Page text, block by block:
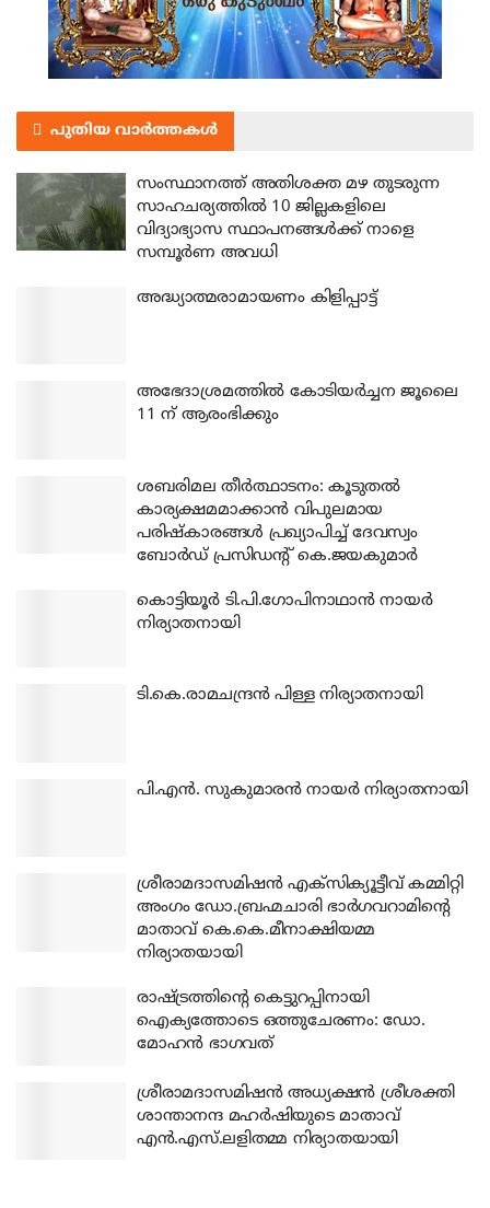
പുതിയ വാർത്തകൾ
സംസ്ഥാനത്ത് അതിശക്ത മഴ തുടരുന്ന
സാഹചര്യത്തിൽ 10 ജില്ലകളിലെ
വിദ്യാഭ്യാസ സ്ഥാപനങ്ങൾക്ക് നാളെ
സമ്പൂർണ അവധി
അദ്ധ്യാത്മരാമായണം കിളിപ്പാട്ട്
അഭേദാശ്രമത്തില്‍ കോടിയര്‍ച്ചന ജൂലൈ
11 ന് ആരംഭിക്കും
ശബരിമല തീര്‍ത്ഥാടനം: കൂടുതല്‍
കാര്യക്ഷമമാക്കാന്‍ വിപുലമായ
പരിഷ്‌കാരങ്ങള്‍ പ്രഖ്യാപിച്ച് ദേവസ്വം
ബോര്‍ഡ് പ്രസിഡന്റ് കെ.ജയകുമാര്‍
കൊട്ടിയൂര്‍ ടി.പി.ഗോപിനാഥാന്‍ നായര്‍
നിര്യാതനായി
ടി.കെ.രാമചന്ദ്രന്‍ പിള്ള നിര്യാതനായി
പി.എന്‍. സുകുമാരന്‍ നായര്‍ നിര്യാതനായി
ശ്രീരാമദാസമിഷന്‍ എക്‌സിക്യൂട്ടീവ് കമ്മിറ്റി
അംഗം ഡോ.ബ്രഹ്മചാരി ഭാര്‍ഗവറാമിന്റെ
മാതാവ് കെ.കെ.മീനാക്ഷിയമ്മ
നിര്യാതയായി
രാഷ്ട്രത്തിന്റെ കെട്ടുറപ്പിനായി
ഐക്യത്തോടെ ഒത്തുചേരണം: ഡോ.
മോഹന്‍ ഭാഗവത്
ശ്രീരാമദാസമിഷന്‍ അധ്യക്ഷന്‍ ശ്രീശക്തി
ശാന്താനന്ദ മഹര്‍ഷിയുടെ മാതാവ്
എന്‍.എസ്.ലളിതമ്മ നിര്യാതയായി